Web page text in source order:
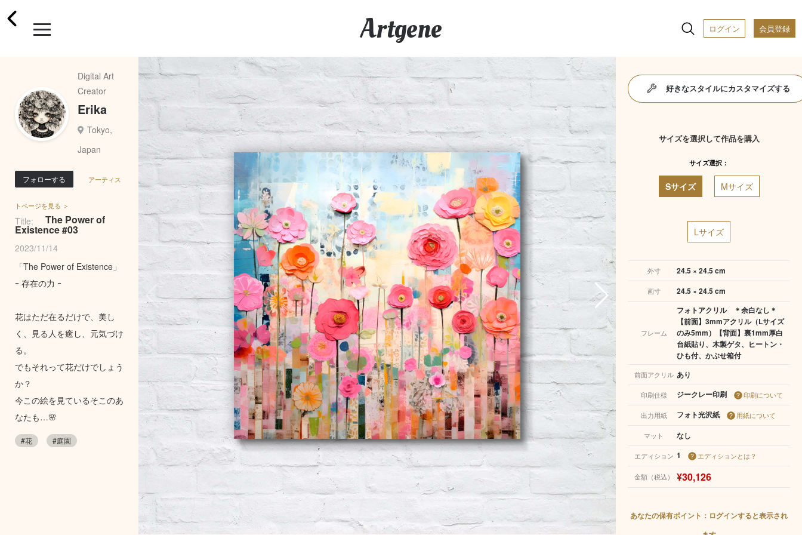
Artgene ログイン 会員登録
Digital Art
Creator
Erika
Tokyo,
Japan
フォローする アーティス
トページを見る ＞
Title: The Power of
Existence #03
2023/11/14
「The Power of Existence」
ｰ 存在の力 ｰ
花はただ在るだけで、美し
く、見る人を癒し、元気づけ
る。
でもそれって花だけでしょう
か？
今この絵を見ているそこのあ
なたも…🌸
#花 #庭園
好きなスタイルにカスタマイズする
サイズを選択して作品を購入
サイズ選択：
Sサイズ Mサイズ
Lサイズ
外寸 24.5 × 24.5 cm
画寸 24.5 × 24.5 cm
フレーム
フォトアクリル ＊余白なし＊
【前面】3mmアクリル（Lサイズ
のみ5mm）【背面】裏1mm厚白
台紙貼り、木製ゲタ、ヒートン・
ひも付、かぶせ箱付
前面アクリル あり
印刷仕様 ジークレー印刷 印刷について
出力用紙 フォト光沢紙 用紙について
マット なし
エディション 1 エディションとは？
金額（税込） ¥30,126
あなたの保有ポイント：ログインすると表示され